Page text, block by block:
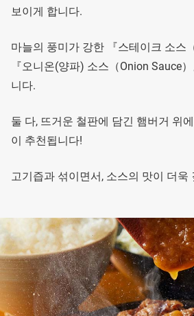
보이게 합니다.
마늘의 풍미가 강한 『스테이크 소스
『오니온(양파) 소스（Onion Sauce
니다.
둘 다, 뜨거운 철판에 담긴 햄버거 위
이 추천됩니다!
고기즙과 섞이면서, 소스의 맛이 더욱